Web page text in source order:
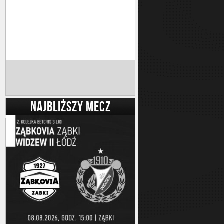
NAJBLIŻSZY MECZ